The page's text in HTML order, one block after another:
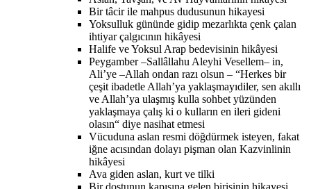
Bir tâcir ile mahpus dudusunun hikayesi
Yoksulluk gününde gidip mezarlıkta çenk çalan
ihtiyar çalgıcının hikâyesi
Halife ve Yoksul Arap bedevisinin hikâyesi
Peygamber –Sallâllahu Aleyhi Vesellem– in,
Ali’ye –Allah ondan razı olsun – “Herkes bir
çeşit ibadetle Allah’ya yaklaşmayıdiler, sen akıllı
ve Allah’ya ulaşmış kulla sohbet yüzünden
yaklaşmaya çalış ki o kulların en ileri gideni
olasın“ diye nasihat etmesi
Vücuduna aslan resmi döğdürmek isteyen, fakat
iğne acısından dolayı pişman olan Kazvinlinin
hikâyesi
Ava giden aslan, kurt ve tilki
Bir dostunun kapısına gelen birisinin hikayesi